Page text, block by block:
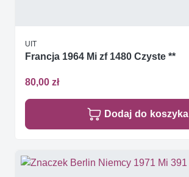
UIT
Francja 1964 Mi zf 1480 Czyste **
80,00 zł
Dodaj do koszyka